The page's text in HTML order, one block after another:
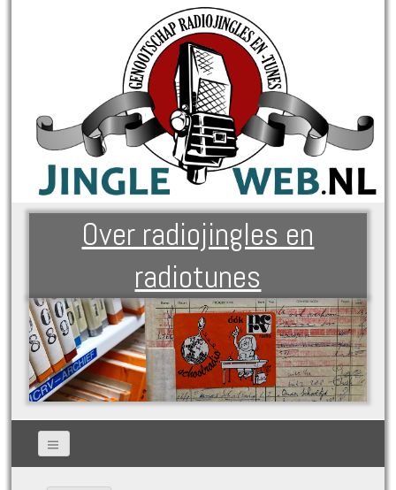
Over radiojingles en
radiotunes